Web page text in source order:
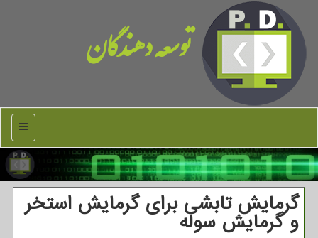
توسعه دهندگان
منو
گرمایش تابشی برای گرمایش استخر
و گرمایش سوله